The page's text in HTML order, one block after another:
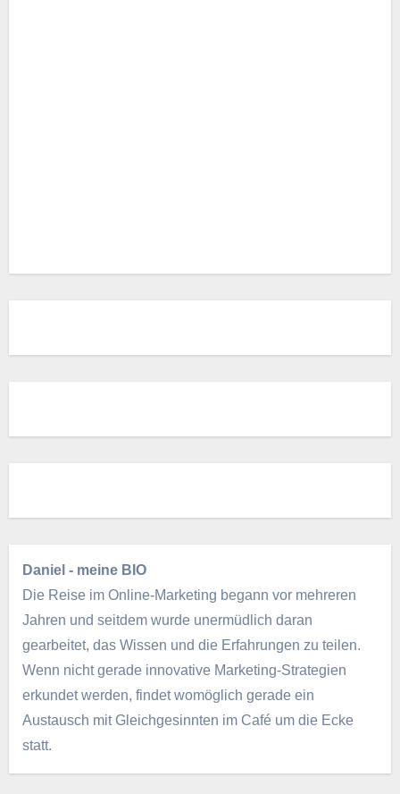
Daniel - meine BIO
Die Reise im Online-Marketing begann vor mehreren
Jahren und seitdem wurde unermüdlich daran
gearbeitet, das Wissen und die Erfahrungen zu teilen.
Wenn nicht gerade innovative Marketing-Strategien
erkundet werden, findet womöglich gerade ein
Austausch mit Gleichgesinnten im Café um die Ecke
statt.